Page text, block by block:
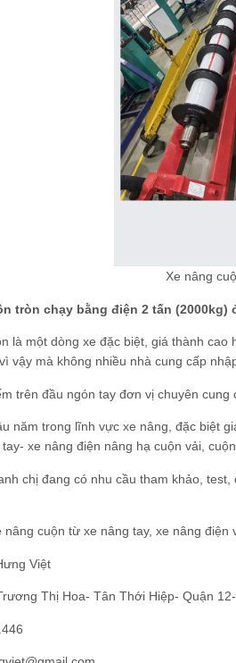
Xe nâng
tròn chạy bằng điện 2 tấn
là một dòng xe đặc biệt, giá thành
vậy mà không nhiều nhà cung cấp
trên đầu ngón tay đơn vị chuyên
năm trong lĩnh vực xe nâng, đặc biệt
xe nâng điện nâng hạ cuộn vải,
chị đang có nhu cầu tham khảo,
nâng cuộn từ xe nâng tay, xe nâng điện
Việt
Thị Hoa- Tân Thới Hiệp- Quận